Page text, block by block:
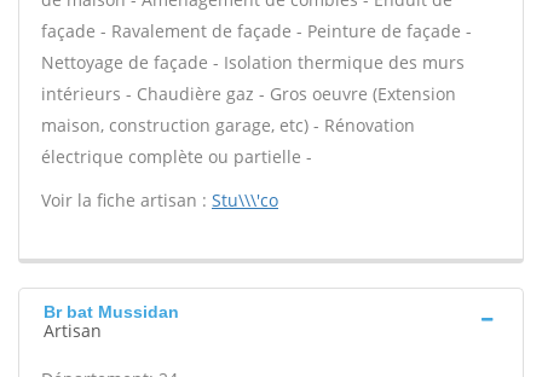
façade - Ravalement de façade - Peinture de façade -
Nettoyage de façade - Isolation thermique des murs
intérieurs - Chaudière gaz - Gros oeuvre (Extension
maison, construction garage, etc) - Rénovation
électrique complète ou partielle -
Voir la fiche artisan : Stu\\\'co
Br bat Mussidan
Artisan